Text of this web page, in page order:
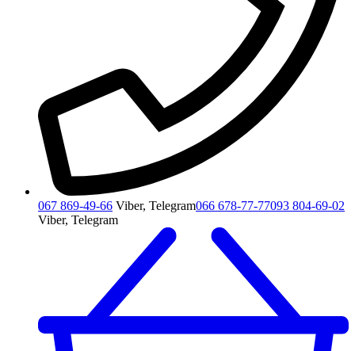
067 869-49-66 Viber, Telegram066 678-77-77093 804-69-02
Viber, Telegram